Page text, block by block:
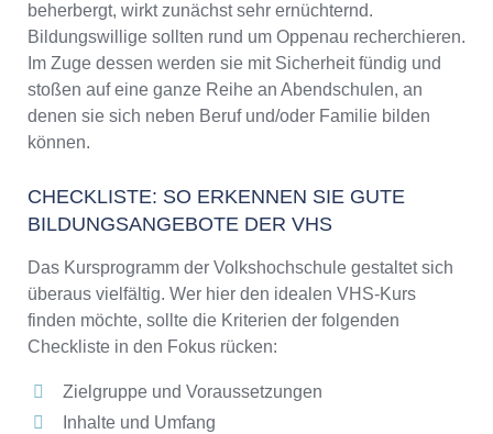
beherbergt, wirkt zunächst sehr ernüchternd.
Bildungswillige sollten rund um Oppenau recherchieren.
Im Zuge dessen werden sie mit Sicherheit fündig und
stoßen auf eine ganze Reihe an Abendschulen, an
denen sie sich neben Beruf und/oder Familie bilden
können.
CHECKLISTE: SO ERKENNEN SIE GUTE
BILDUNGSANGEBOTE DER VHS
Das Kursprogramm der Volkshochschule gestaltet sich
überaus vielfältig. Wer hier den idealen VHS-Kurs
finden möchte, sollte die Kriterien der folgenden
Checkliste in den Fokus rücken:
Zielgruppe und Voraussetzungen
Inhalte und Umfang